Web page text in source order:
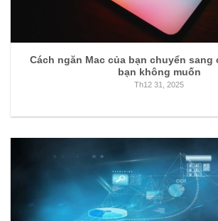
Cách ngăn Mac của bạn chuyển sang
bạn không muốn
Th12 31, 2025